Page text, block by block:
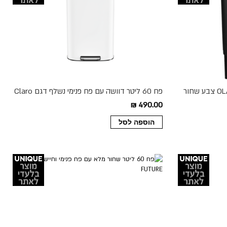
פח 60 ליטר דוושה עם פח פנימי נשלף דגם Claro
צבע לבן
490.00 ₪
הוספה לסל